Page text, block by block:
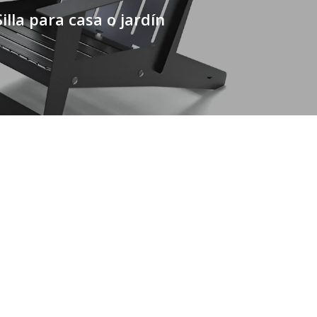
para casa o jardín